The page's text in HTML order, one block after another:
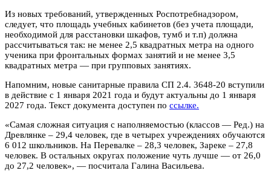
Из новых требований, утвержденных Роспотребнадзором,
следует, что площадь учебных кабинетов (без учета площади,
необходимой для расстановки шкафов, тумб и т.п) должна
рассчитываться так: не менее 2,5 квадратных метра на одного
ученика при фронтальных формах занятий и не менее 3,5
квадратных метра — при групповых занятиях.
Напомним, новые санитарные правила СП 2.4. 3648-20 вступили
в действие с 1 января 2021 года и будут актуальны до 1 января
2027 года. Текст документа доступен по ссылке.
«‎Самая сложная ситуация с наполняемостью (классов — Ред.) на
Древлянке – 29,4 человек, где в четырех учреждениях обучаются
6 012 школьников. На Перевалке – 28,3 человек, Зареке – 27,8
человек. В остальных округах положение чуть лучше — от 26,0
до 27,2 человек», — посчитала Галина Васильева.